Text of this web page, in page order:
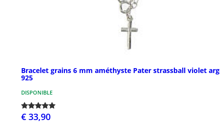
Bracelet grains 6 mm améthyste Pater strassball violet
925
DISPONIBLE
€ 33,90